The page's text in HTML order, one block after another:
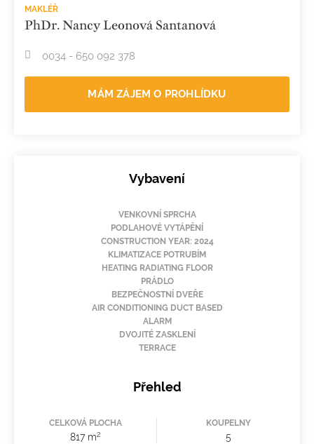
MAKLÉŘ
PhDr. Nancy Leonová Santanová
0034 - 650 092 378
MÁM ZÁJEM O PROHLÍDKU
Vybavení
VENKOVNÍ SPRCHA
PODLAHOVÉ VYTÁPĚNÍ
CONSTRUCTION YEAR: 2024
KLIMATIZACE POTRUBÍM
HEATING RADIATING FLOOR
PRÁDLO
BEZPEČNOSTNÍ DVEŘE
AIR CONDITIONING DUCT BASED
ALARM
DVOJITÉ ZASKLENÍ
TERRACE
Přehled
CELKOVÁ PLOCHA
817 m2
KOUPELNY
5